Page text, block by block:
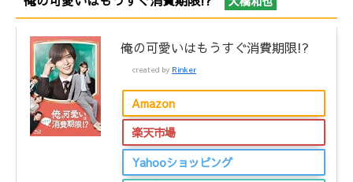
俺の可愛いはもうすぐ消費期限!?
created by Rinker
Amazon
楽天市場
Yahooショッピング